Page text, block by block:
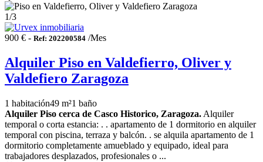
1/3
900 € - Ref: 202200584 /Mes
Alquiler Piso en Valdefierro, Oliver y
Valdefiero Zaragoza
1 habitación49 m²1 baño
Alquiler Piso cerca de Casco Historico, Zaragoza. Alquiler
temporal o corta estancia: . . apartamento de 1 dormitorio en alquiler
temporal con piscina, terraza y balcón. . se alquila apartamento de 1
dormitorio completamente amueblado y equipado, ideal para
trabajadores desplazados, profesionales o ...